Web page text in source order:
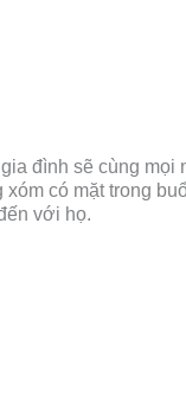
đình sẽ cùng
có mặt trong
với họ.